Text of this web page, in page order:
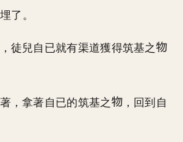
了。
徒兒自已就有渠道獲得筑基之
，拿著自已的筑基之
，回到自